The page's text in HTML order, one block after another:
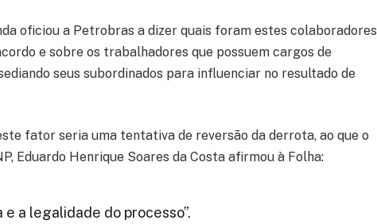
oficiou a Petrobras a dizer quais foram estes colaboradores
e sobre os trabalhadores que possuem cargos de
seus subordinados para influenciar no resultado de
fator seria uma tentativa de reversão da derrota, ao que o
Eduardo Henrique Soares da Costa afirmou à Folha:
a legalidade do processo”.